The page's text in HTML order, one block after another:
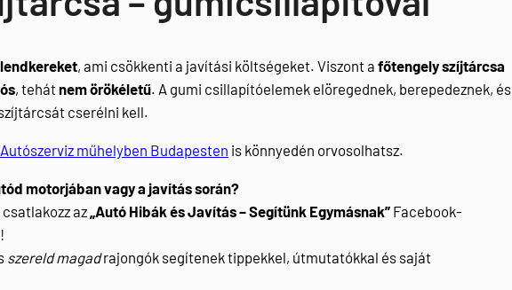
, ami csökkenti a javítási költségeket. Viszont a főtengely szíjtárcsa
, tehátnem örökéletű. A gumi csillapítóelemek elöregednek, berepedeznek, és
cserélni kell.
műhelyben Budapesten is könnyedén orvosolhatsz.
motorjában vagy a javítás során?
az „Autó Hibák és Javítás – Segítünk Egymásnak” Facebook-
szereld magadrajongók segítenek tippekkel, útmutatókkal és saját